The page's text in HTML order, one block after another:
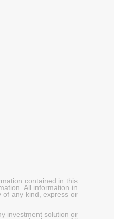
contained in this
All information in
of any kind, express or
investment solution or